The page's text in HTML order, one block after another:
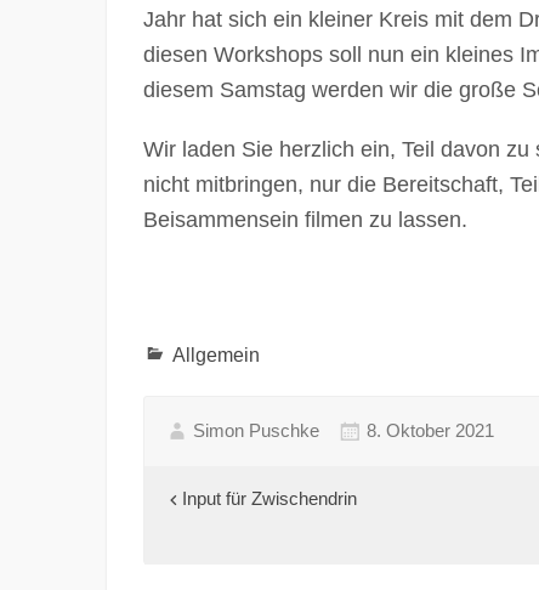
Jahr hat sich ein kleiner Kreis mit dem
diesen Workshops soll nun ein kleines
diesem Samstag werden wir die große
Wir laden Sie herzlich ein, Teil davon
nicht mitbringen, nur die Bereitschaft,
Beisammensein filmen zu lassen.
Allgemein
Simon Puschke 8. Oktober 2021
Beitragsnavigation
Input für Zwischendrin